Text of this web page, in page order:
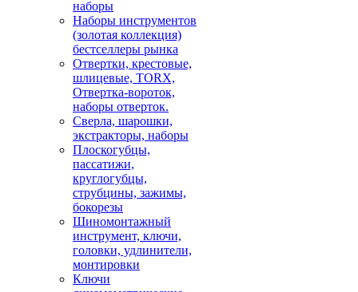
наборы
Наборы инструментов
(золотая коллекция)
бестселлеры рынка
Отвертки, крестовые,
шлицевые, TORX,
Отвертка-вороток,
наборы отверток.
Сверла, шарошки,
экстракторы, наборы
Плоскогубцы,
пассатижи,
круглогубцы,
струбцины, зажимы,
бокорезы
Шиномонтажный
инструмент, ключи,
головки, удлинители,
монтировки
Ключи